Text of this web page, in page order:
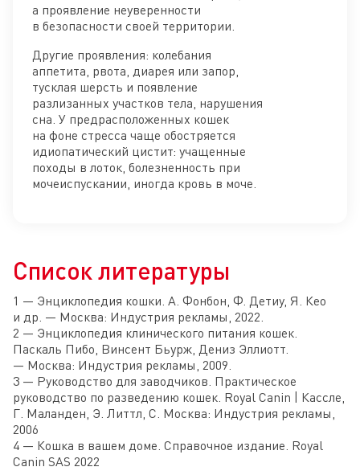
а проявление неуверенности
в безопасности своей территории.
Другие проявления: колебания
аппетита, рвота, диарея или запор,
тусклая шерсть и появление
разлизанных участков тела, нарушения
сна. У предрасположенных кошек
на фоне стресса чаще обостряется
идиопатический цистит: учащенные
походы в лоток, болезненность при
мочеиспускании, иногда кровь в моче.
Список литературы
1 — Энциклопедия кошки. А. Фонбон, Ф. Детиу, Я. Кео
и др. — Москва: Индустрия рекламы, 2022.
2 — Энциклопедия клинического питания кошек.
Пaскаль Пибo, Bинсент Бьypж, Дениз Эллиoтт.
— Москва: Индустрия рекламы, 2009.
3 — Руководство для заводчиков. Практическое
руководство по разведению кошек. Royal Canin | Кассле,
Г. Маланден, Э. Литтл, С. Москва: Индустрия рекламы,
2006
4 — Кошка в вашем доме. Справочное издание. Royal
Canin SAS 2022